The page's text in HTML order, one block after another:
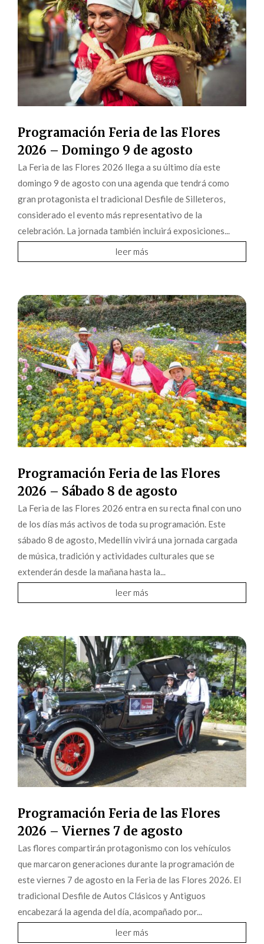
Programación Feria de las Flores
2026 – Domingo 9 de agosto
La Feria de las Flores 2026 llega a su último día este
domingo 9 de agosto con una agenda que tendrá como
gran protagonista el tradicional Desfile de Silleteros,
considerado el evento más representativo de la
celebración. La jornada también incluirá exposiciones...
leer más
Programación Feria de las Flores
2026 – Sábado 8 de agosto
La Feria de las Flores 2026 entra en su recta final con uno
de los días más activos de toda su programación. Este
sábado 8 de agosto, Medellín vivirá una jornada cargada
de música, tradición y actividades culturales que se
extenderán desde la mañana hasta la...
leer más
Programación Feria de las Flores
2026 – Viernes 7 de agosto
Las flores compartirán protagonismo con los vehículos
que marcaron generaciones durante la programación de
este viernes 7 de agosto en la Feria de las Flores 2026. El
tradicional Desfile de Autos Clásicos y Antiguos
encabezará la agenda del día, acompañado por...
leer más